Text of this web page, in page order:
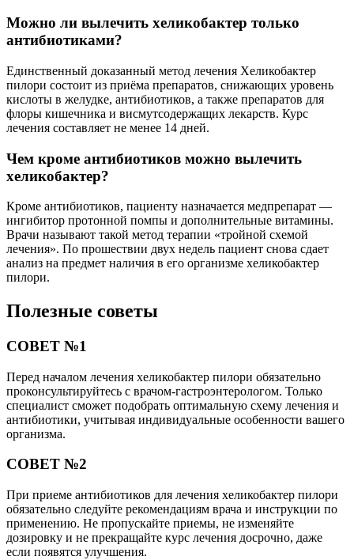
Можно ли вылечить хеликобактер только
антибиотиками?
Единственный доказанный метод лечения Хеликобактер
пилори состоит из приёма препаратов, снижающих уровень
кислоты в желудке, антибиотиков, а также препаратов для
флоры кишечника и висмутсодержащих лекарств. Курс
лечения составляет не менее 14 дней.
Чем кроме антибиотиков можно вылечить
хеликобактер?
Кроме антибиотиков, пациенту назначается медпрепарат —
ингибитор протонной помпы и дополнительные витамины.
Врачи называют такой метод терапии «тройной схемой
лечения». По прошествии двух недель пациент снова сдает
анализ на предмет наличия в его организме хеликобактер
пилори.
Полезные советы
СОВЕТ №1
Перед началом лечения хеликобактер пилори обязательно
проконсультируйтесь с врачом-гастроэнтерологом. Только
специалист сможет подобрать оптимальную схему лечения и
антибиотики, учитывая индивидуальные особенности вашего
организма.
СОВЕТ №2
При приеме антибиотиков для лечения хеликобактер пилори
обязательно следуйте рекомендациям врача и инструкции по
применению. Не пропускайте приемы, не изменяйте
дозировку и не прекращайте курс лечения досрочно, даже
если появятся улучшения.